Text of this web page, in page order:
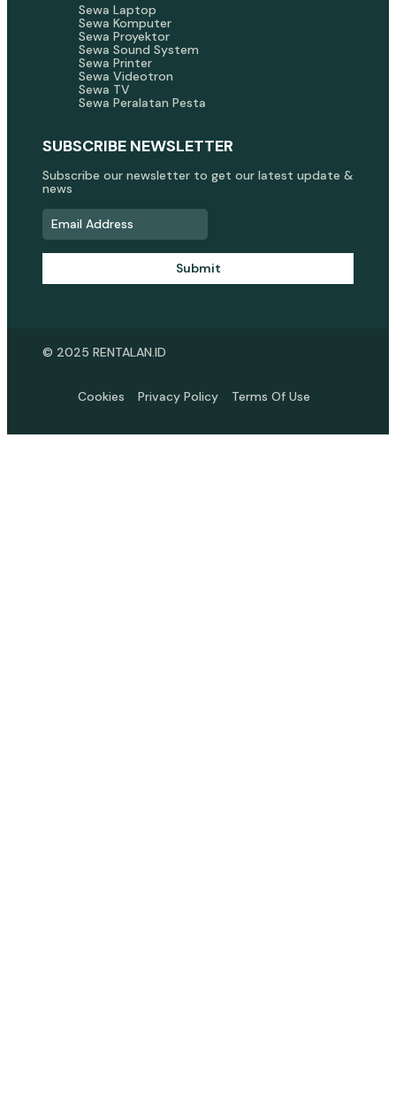
Sewa Laptop
Sewa Komputer
Sewa Proyektor
Sewa Sound System
Sewa Printer
Sewa Videotron
Sewa TV
Sewa Peralatan Pesta
SUBSCRIBE NEWSLETTER
Subscribe our newsletter to get our latest update &
news
Submit
© 2025 RENTALAN.ID
Cookies Privacy Policy Terms Of Use